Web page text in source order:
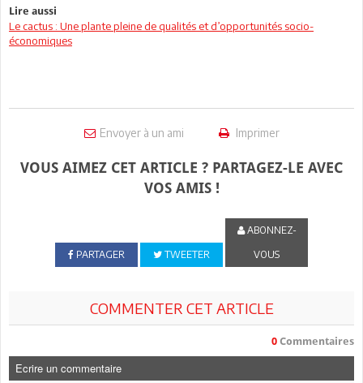
Lire aussi
Le cactus : Une plante pleine de qualités et d’opportunités socio-
économiques
Envoyer à un ami Imprimer
VOUS AIMEZ CET ARTICLE ? PARTAGEZ-LE AVEC
VOS AMIS !
PARTAGER TWEETER
ABONNEZ-
VOUS
COMMENTER CET ARTICLE
0 Commentaires
Ecrire un commentaire